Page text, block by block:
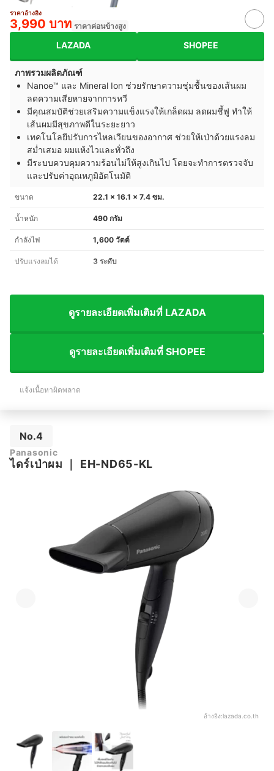
ราคาอ้างอิง
3,990 บาท ราคาค่อนข้างสูง
LAZADA SHOPEE
ภาพรวมผลิตภัณฑ์
Nanoe™ และ Mineral Ion ช่วยรักษาความชุ่มชื้นของเส้นผม
ลดความเสียหายจากการหวี
มีคุณสมบัติช่วยเสริมความแข็งแรงให้เกล็ดผม ลดผมชี้ฟู ทำให้
เส้นผมมีสุขภาพดีในระยะยาว
เทคโนโลยีปรับการไหลเวียนของอากาศ ช่วยให้เป่าด้วยแรงลม
สม่ำเสมอ ผมแห้งไวและทั่วถึง
มีระบบควบคุมความร้อนไม่ให้สูงเกินไป โดยจะทำการตรวจจับ
และปรับค่าอุณหภูมิอัตโนมัติ
ขนาด 22.1 x 16.1 x 7.4 ซม.
น้ำหนัก 490 กรัม
กำลังไฟ 1,600 วัตต์
ปรับแรงลมได้ 3 ระดับ
ดูรายละเอียดเพิ่มเติมที่ LAZADA
ดูรายละเอียดเพิ่มเติมที่ SHOPEE
แจ้งเนื้อหาผิดพลาด
No.4
Panasonic
ไดร์เป่าผม ｜ EH-ND65-KL
อ้างอิง:lazada.co.th